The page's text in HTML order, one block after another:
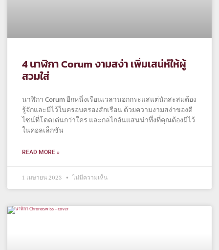
4 นาฬิกา Corum งามสง่า เพิ่มเสน่ห์ให้ผู้
สวมใส่
นาฬิกา Corum อีกหนึ่งเรือนเวลานอกกระแสแต่นักสะสมต้อง
รู้จักและมีไว้ในครอบครองสักเรือน ด้วยความงามสง่าของดี
ไซน์ที่โดดเด่นกว่าใคร และกลไกอันแสนน่าทึ่งที่คุณต้องมีไว้
ในคอลเล็กชัน
READ MORE »
1 เมษายน 2023 ไม่มีความเห็น